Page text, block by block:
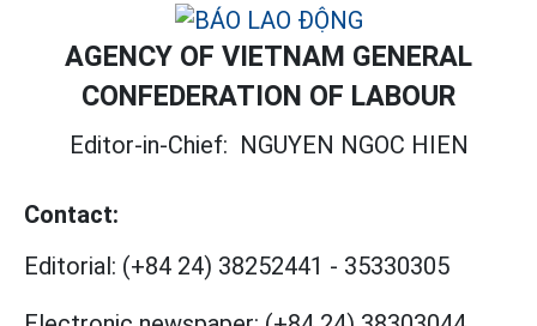
AGENCY OF VIETNAM GENERAL
CONFEDERATION OF LABOUR
Editor-in-Chief: NGUYEN NGOC HIEN
Contact:
Editorial: (+84 24) 38252441 - 35330305